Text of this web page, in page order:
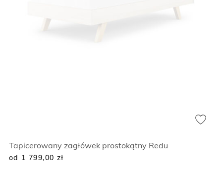
Tapicerowany zagłówek prostokątny Redu
od 1 799,00 zł